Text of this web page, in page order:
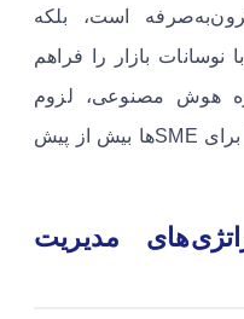
است، بلکه
نوسانات بازار را فراهم
هوش مصنوعی، لزوم
هوشمندانه را برای SMEها بیش از پیش
مدیریت